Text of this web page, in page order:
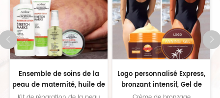
Logo personnalisé Express,
bronzant intensif, Gel de
bronzage, crème
Fournisseur en gros de
protection solaire, lotion
pour le corps légère et